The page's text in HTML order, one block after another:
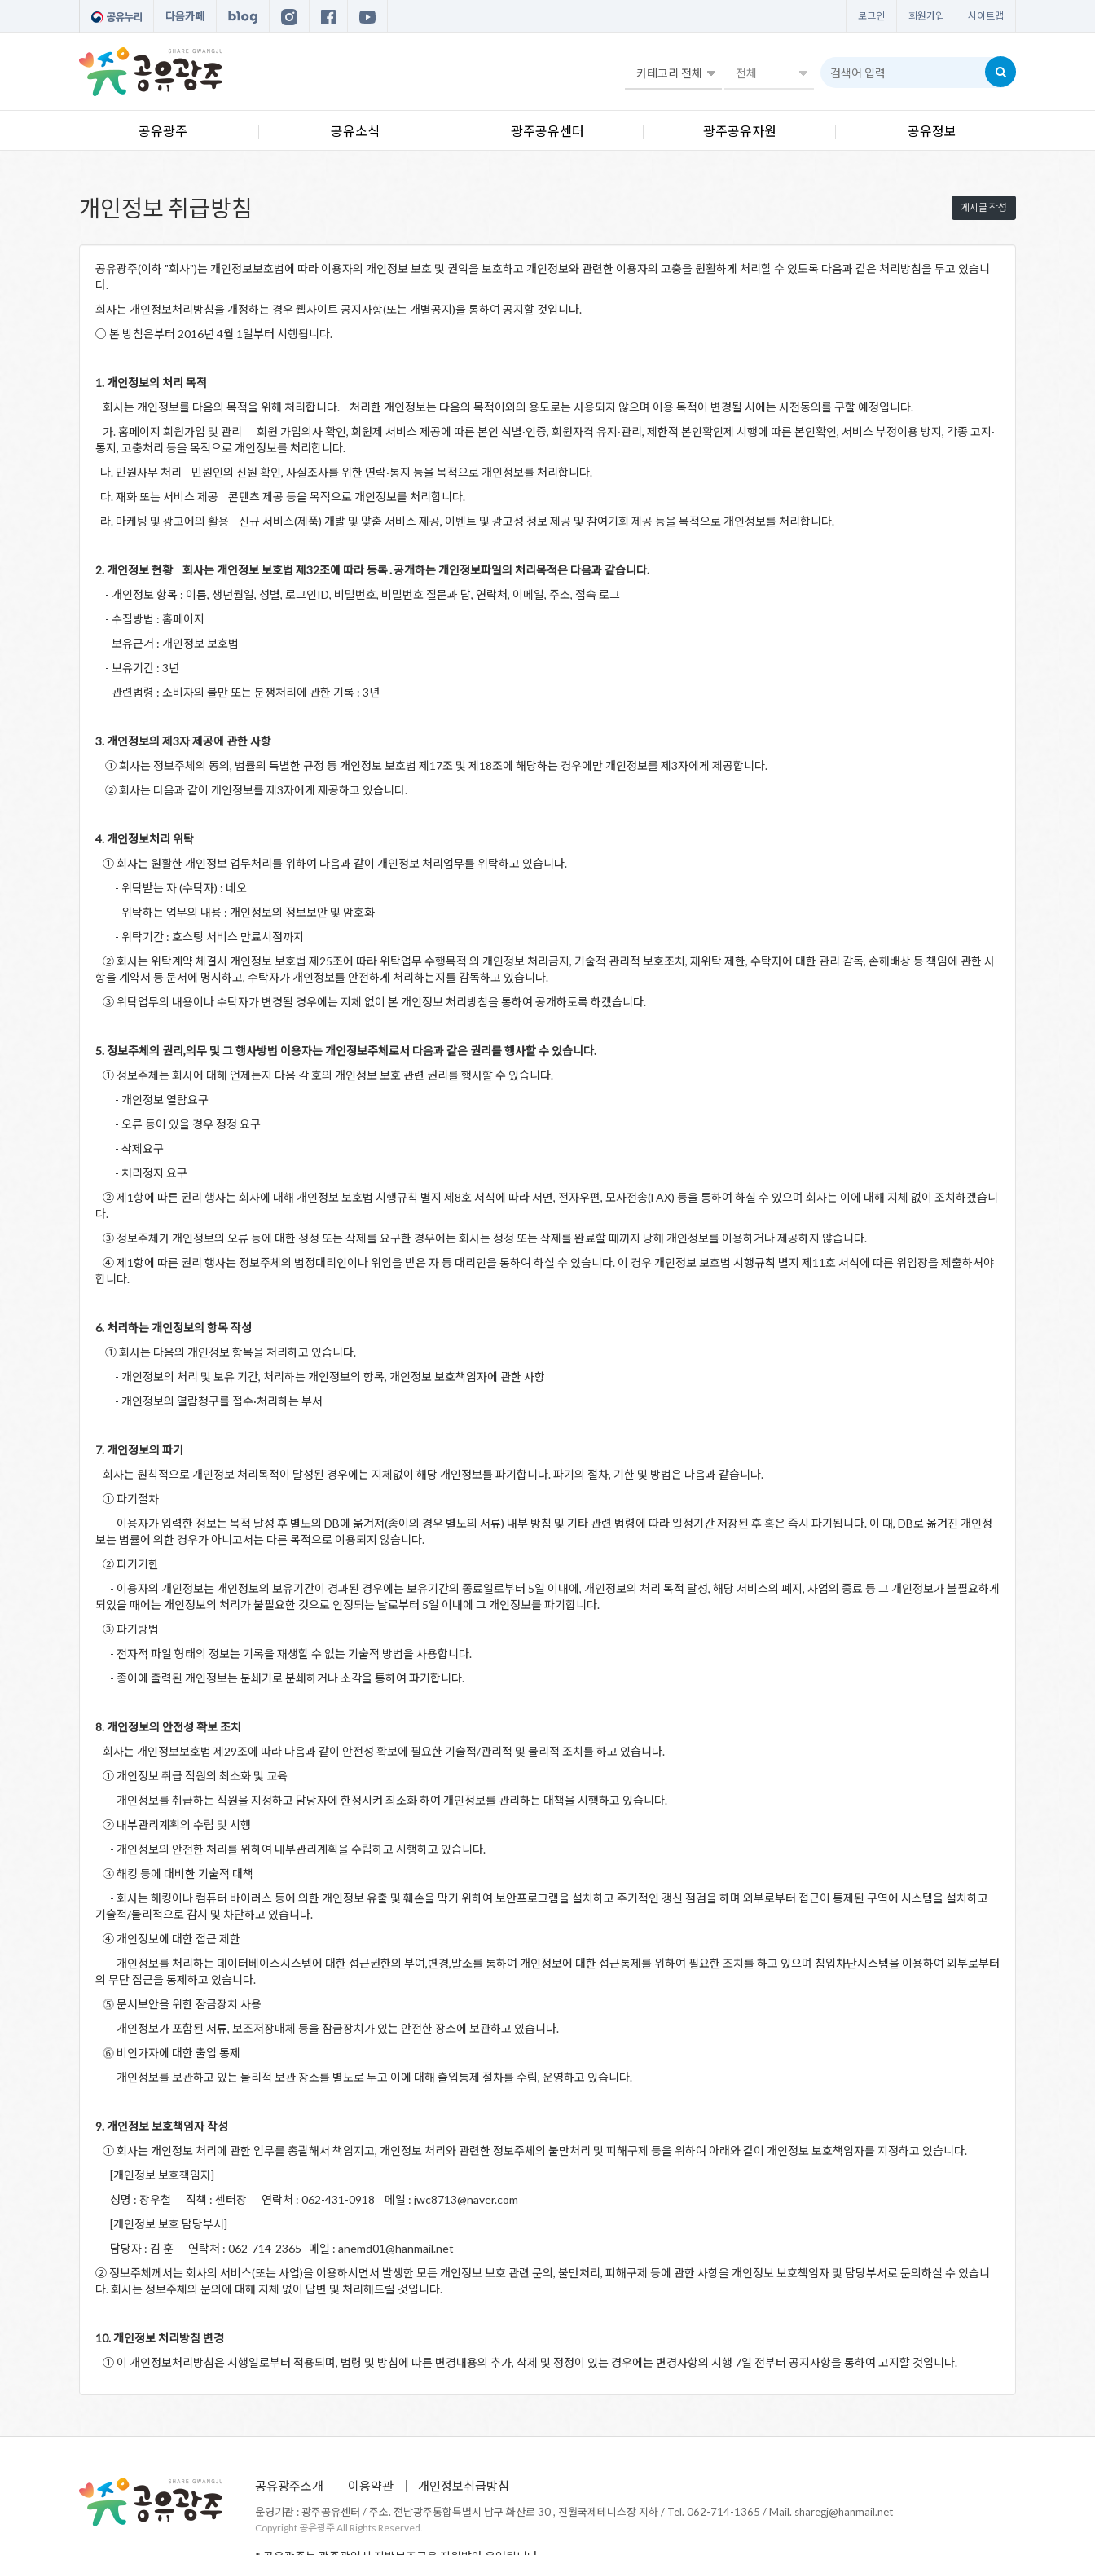
다음카페 로그인 회원가입 사이트맵
공유광주 공유소식 광주공유센터 광주공유자원 공유정보
게시글 작성
개인정보 취급방침
공유광주(이하 "회사")는 개인정보보호법에 따라 이용자의 개인정보 보호 및 권익을 보호하고 개인정보와 관련한 이용자의 고충을 원활하게 처리할 수 있도록 다음과 같은 처리방침을 두고 있습니
다.
회사는 개인정보처리방침을 개정하는 경우 웹사이트 공지사항(또는 개별공지)을 통하여 공지할 것입니다.
○ 본 방침은부터 2016년 4월 1일부터 시행됩니다.
1. 개인정보의 처리 목적
회사는 개인정보를 다음의 목적을 위해 처리합니다. 처리한 개인정보는 다음의 목적이외의 용도로는 사용되지 않으며 이용 목적이 변경될 시에는 사전동의를 구할 예정입니다.
가. 홈페이지 회원가입 및 관리 회원 가입의사 확인, 회원제 서비스 제공에 따른 본인 식별·인증, 회원자격 유지·관리, 제한적 본인확인제 시행에 따른 본인확인, 서비스 부정이용 방지, 각종 고지·
통지, 고충처리 등을 목적으로 개인정보를 처리합니다.
나. 민원사무 처리 민원인의 신원 확인, 사실조사를 위한 연락·통지 등을 목적으로 개인정보를 처리합니다.
다. 재화 또는 서비스 제공 콘텐츠 제공 등을 목적으로 개인정보를 처리합니다.
라. 마케팅 및 광고에의 활용 신규 서비스(제품) 개발 및 맞춤 서비스 제공, 이벤트 및 광고성 정보 제공 및 참여기회 제공 등을 목적으로 개인정보를 처리합니다.
2. 개인정보 현황 회사는 개인정보 보호법 제32조에 따라 등록․공개하는 개인정보파일의 처리목적은 다음과 같습니다.
- 개인정보 항목 : 이름, 생년월일, 성별, 로그인ID, 비밀번호, 비밀번호 질문과 답, 연락처, 이메일, 주소, 접속 로그
- 수집방법 : 홈페이지
- 보유근거 : 개인정보 보호법
- 보유기간 : 3년
- 관련법령 : 소비자의 불만 또는 분쟁처리에 관한 기록 : 3년
3. 개인정보의 제3자 제공에 관한 사항
① 회사는 정보주체의 동의, 법률의 특별한 규정 등 개인정보 보호법 제17조 및 제18조에 해당하는 경우에만 개인정보를 제3자에게 제공합니다.
② 회사는 다음과 같이 개인정보를 제3자에게 제공하고 있습니다.
4. 개인정보처리 위탁
① 회사는 원활한 개인정보 업무처리를 위하여 다음과 같이 개인정보 처리업무를 위탁하고 있습니다.
- 위탁받는 자 (수탁자) : 네오
- 위탁하는 업무의 내용 : 개인정보의 정보보안 및 암호화
- 위탁기간 : 호스팅 서비스 만료시점까지
② 회사는 위탁계약 체결시 개인정보 보호법 제25조에 따라 위탁업무 수행목적 외 개인정보 처리금지, 기술적 관리적 보호조치, 재위탁 제한, 수탁자에 대한 관리 감독, 손해배상 등 책임에 관한 사
항을 계약서 등 문서에 명시하고, 수탁자가 개인정보를 안전하게 처리하는지를 감독하고 있습니다.
③ 위탁업무의 내용이나 수탁자가 변경될 경우에는 지체 없이 본 개인정보 처리방침을 통하여 공개하도록 하겠습니다.
5. 정보주체의 권리,의무 및 그 행사방법 이용자는 개인정보주체로서 다음과 같은 권리를 행사할 수 있습니다.
① 정보주체는 회사에 대해 언제든지 다음 각 호의 개인정보 보호 관련 권리를 행사할 수 있습니다.
- 개인정보 열람요구
- 오류 등이 있을 경우 정정 요구
- 삭제요구
- 처리정지 요구
② 제1항에 따른 권리 행사는 회사에 대해 개인정보 보호법 시행규칙 별지 제8호 서식에 따라 서면, 전자우편, 모사전송(FAX) 등을 통하여 하실 수 있으며 회사는 이에 대해 지체 없이 조치하겠습니
다.
③ 정보주체가 개인정보의 오류 등에 대한 정정 또는 삭제를 요구한 경우에는 회사는 정정 또는 삭제를 완료할 때까지 당해 개인정보를 이용하거나 제공하지 않습니다.
④ 제1항에 따른 권리 행사는 정보주체의 법정대리인이나 위임을 받은 자 등 대리인을 통하여 하실 수 있습니다. 이 경우 개인정보 보호법 시행규칙 별지 제11호 서식에 따른 위임장을 제출하셔야
합니다.
6. 처리하는 개인정보의 항목 작성
① 회사는 다음의 개인정보 항목을 처리하고 있습니다.
- 개인정보의 처리 및 보유 기간, 처리하는 개인정보의 항목, 개인정보 보호책임자에 관한 사항
- 개인정보의 열람청구를 접수·처리하는 부서
7. 개인정보의 파기
회사는 원칙적으로 개인정보 처리목적이 달성된 경우에는 지체없이 해당 개인정보를 파기합니다. 파기의 절차, 기한 및 방법은 다음과 같습니다.
① 파기절차
- 이용자가 입력한 정보는 목적 달성 후 별도의 DB에 옮겨져(종이의 경우 별도의 서류) 내부 방침 및 기타 관련 법령에 따라 일정기간 저장된 후 혹은 즉시 파기됩니다. 이 때, DB로 옮겨진 개인정
보는 법률에 의한 경우가 아니고서는 다른 목적으로 이용되지 않습니다.
② 파기기한
- 이용자의 개인정보는 개인정보의 보유기간이 경과된 경우에는 보유기간의 종료일로부터 5일 이내에, 개인정보의 처리 목적 달성, 해당 서비스의 폐지, 사업의 종료 등 그 개인정보가 불필요하게
되었을 때에는 개인정보의 처리가 불필요한 것으로 인정되는 날로부터 5일 이내에 그 개인정보를 파기합니다.
③ 파기방법
- 전자적 파일 형태의 정보는 기록을 재생할 수 없는 기술적 방법을 사용합니다.
- 종이에 출력된 개인정보는 분쇄기로 분쇄하거나 소각을 통하여 파기합니다.
8. 개인정보의 안전성 확보 조치
회사는 개인정보보호법 제29조에 따라 다음과 같이 안전성 확보에 필요한 기술적/관리적 및 물리적 조치를 하고 있습니다.
① 개인정보 취급 직원의 최소화 및 교육
- 개인정보를 취급하는 직원을 지정하고 담당자에 한정시켜 최소화 하여 개인정보를 관리하는 대책을 시행하고 있습니다.
② 내부관리계획의 수립 및 시행
- 개인정보의 안전한 처리를 위하여 내부관리계획을 수립하고 시행하고 있습니다.
③ 해킹 등에 대비한 기술적 대책
- 회사는 해킹이나 컴퓨터 바이러스 등에 의한 개인정보 유출 및 훼손을 막기 위하여 보안프로그램을 설치하고 주기적인 갱신 점검을 하며 외부로부터 접근이 통제된 구역에 시스템을 설치하고
기술적/물리적으로 감시 및 차단하고 있습니다.
④ 개인정보에 대한 접근 제한
- 개인정보를 처리하는 데이터베이스시스템에 대한 접근권한의 부여,변경,말소를 통하여 개인정보에 대한 접근통제를 위하여 필요한 조치를 하고 있으며 침입차단시스템을 이용하여 외부로부터
의 무단 접근을 통제하고 있습니다.
⓹ 문서보안을 위한 잠금장치 사용
- 개인정보가 포함된 서류, 보조저장매체 등을 잠금장치가 있는 안전한 장소에 보관하고 있습니다.
⓺ 비인가자에 대한 출입 통제
- 개인정보를 보관하고 있는 물리적 보관 장소를 별도로 두고 이에 대해 출입통제 절차를 수립, 운영하고 있습니다.
9. 개인정보 보호책임자 작성
① 회사는 개인정보 처리에 관한 업무를 총괄해서 책임지고, 개인정보 처리와 관련한 정보주체의 불만처리 및 피해구제 등을 위하여 아래와 같이 개인정보 보호책임자를 지정하고 있습니다.
[개인정보 보호책임자]
성명 : 장우철 직책 : 센터장 연락처 : 062-431-0918 메일 : jwc8713@naver.com
[개인정보 보호 담당부서]
담당자 : 김 훈 연락처 : 062-714-2365 메일 : anemd01@hanmail.net
② 정보주체께서는 회사의 서비스(또는 사업)을 이용하시면서 발생한 모든 개인정보 보호 관련 문의, 불만처리, 피해구제 등에 관한 사항을 개인정보 보호책임자 및 담당부서로 문의하실 수 있습니
다. 회사는 정보주체의 문의에 대해 지체 없이 답변 및 처리해드릴 것입니다.
10. 개인정보 처리방침 변경
① 이 개인정보처리방침은 시행일로부터 적용되며, 법령 및 방침에 따른 변경내용의 추가, 삭제 및 정정이 있는 경우에는 변경사항의 시행 7일 전부터 공지사항을 통하여 고지할 것입니다.
공유광주소개 이용약관 개인정보취급방침
운영기관 : 광주공유센터 / 주소. 전남광주통합특별시 남구 화산로 30 , 진월국제테니스장 지하 / Tel. 062-714-1365 / Mail. sharegj@hanmail.net
Copyright 공유광주 All Rights Reserved.